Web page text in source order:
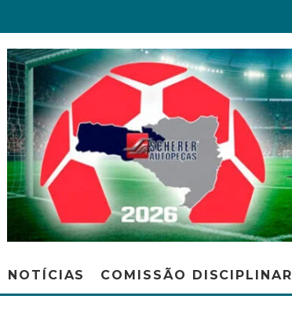
NOTÍCIAS COMISSÃO DISCIPLINAR